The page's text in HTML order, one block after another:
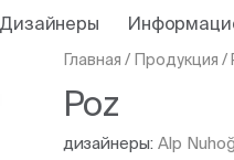
Дизайнеры
Главная / Продукция /
Poz
дизайнеры: Alp